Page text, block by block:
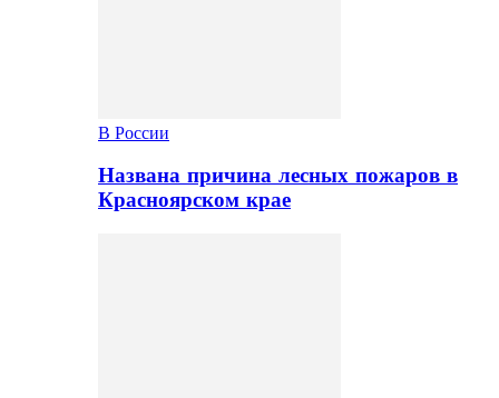
В России
Названа причина лесных пожаров в
Красноярском крае